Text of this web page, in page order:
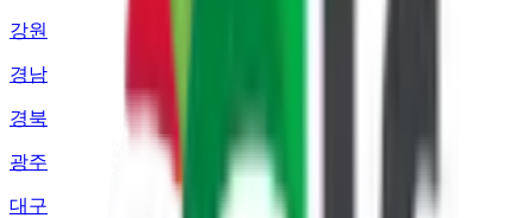
강원
경남
경북
광주
대구